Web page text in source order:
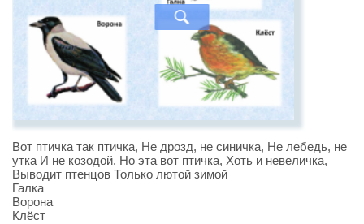
Вот птичка так птичка, Не дрозд, не синичка, Не лебедь, не
утка И не козодой. Но эта вот птичка, Хоть и невеличка,
Выводит птенцов Только лютой зимой
Галка
Ворона
Клёст